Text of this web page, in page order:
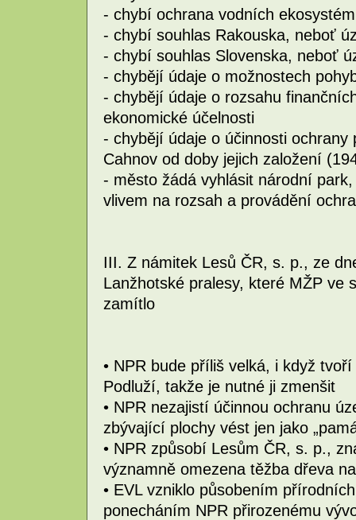
- chybí ochrana vodních
- chybí souhlas Rakouska, neboť
- chybí souhlas Slovenska, neboť
- chybějí údaje o možnostech
- chybějí údaje o rozsahu
ekonomické účelnosti
- chybějí údaje o účinnosti
Cahnov od doby jejich založení
- město žádá vyhlásit národní
vlivem na rozsah a provádění
III. Z námitek Lesů ČR, s. p., ze
Lanžhotské pralesy, které MŽP ve
zamítlo
• NPR bude příliš velká, i když
Podluží, takže je nutné ji zmenšit
• NPR nezajistí účinnou ochranu
zbývající plochy vést jen jako
• NPR způsobí Lesům ČR, s. p.,
významně omezena těžba dřeva
• EVL vzniklo působením
ponecháním NPR přirozenému